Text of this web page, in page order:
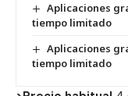
Aplicaciones
tiempo limitado
Aplicaciones
tiempo limitado